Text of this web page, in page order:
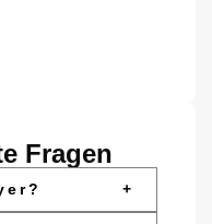
Fragen
+